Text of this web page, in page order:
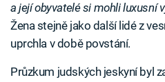
a její obyvatelé si mohli luxusní
Žena stejně jako další lidé z
uprchla v době povstání.
Průzkum judských jeskyní byl